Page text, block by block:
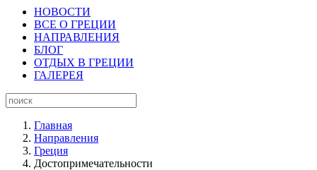
НОВОСТИ
ВСЕ О ГРЕЦИИ
НАПРАВЛЕНИЯ
БЛОГ
ОТДЫХ В ГРЕЦИИ
ГАЛЕРЕЯ
Главная
Направления
Греция
Достопримечательности